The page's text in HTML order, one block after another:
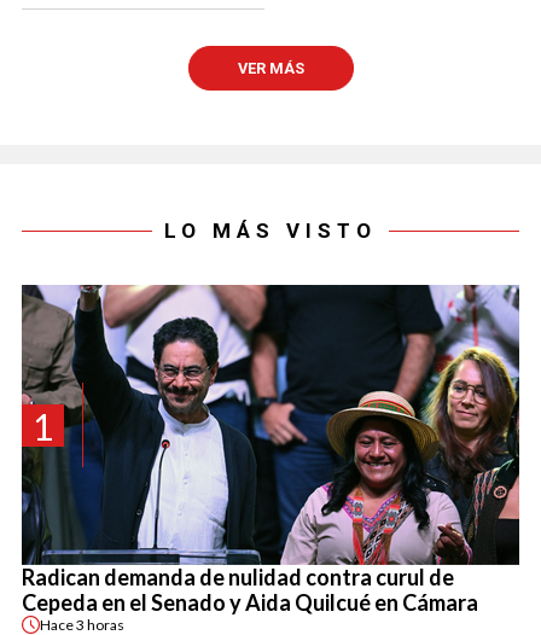
VER MÁS
LO MÁS VISTO
1
Radican demanda de nulidad contra curul de
Cepeda en el Senado y Aida Quilcué en Cámara
Hace3 horas